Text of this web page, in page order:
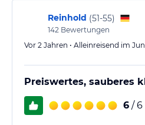
Reinhold (51-55)
142 Bewertungen
Vor 2 Jahren • Alleinreisend im
Preiswertes, sauberes
6 / 6